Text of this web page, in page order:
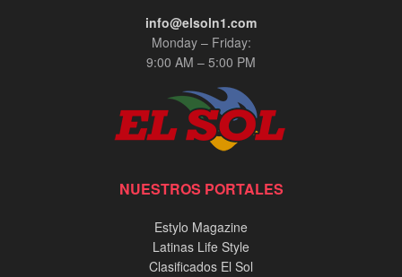
info@elsoln1.com
Monday – Friday:
9:00 AM – 5:00 PM
NUESTROS PORTALES
Estylo Magazine
Latinas Life Style
Clasificados El Sol